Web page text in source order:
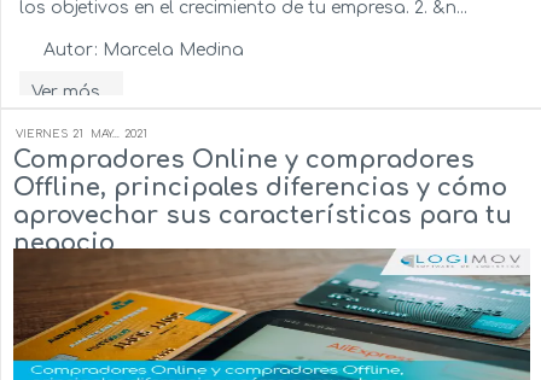
los objetivos en el crecimiento de tu empresa. 2. &n...
Autor: Marcela Medina
Ver más...
VIERNES 21 MAY... 2021
Compradores Online y compradores
Offline, principales diferencias y cómo
aprovechar sus características para tu
negocio